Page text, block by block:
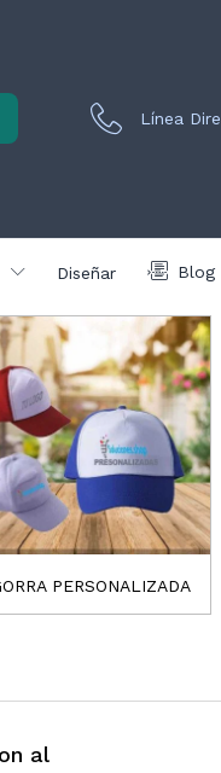
Línea
Diseñar Blog
PERSONALIZADA
al